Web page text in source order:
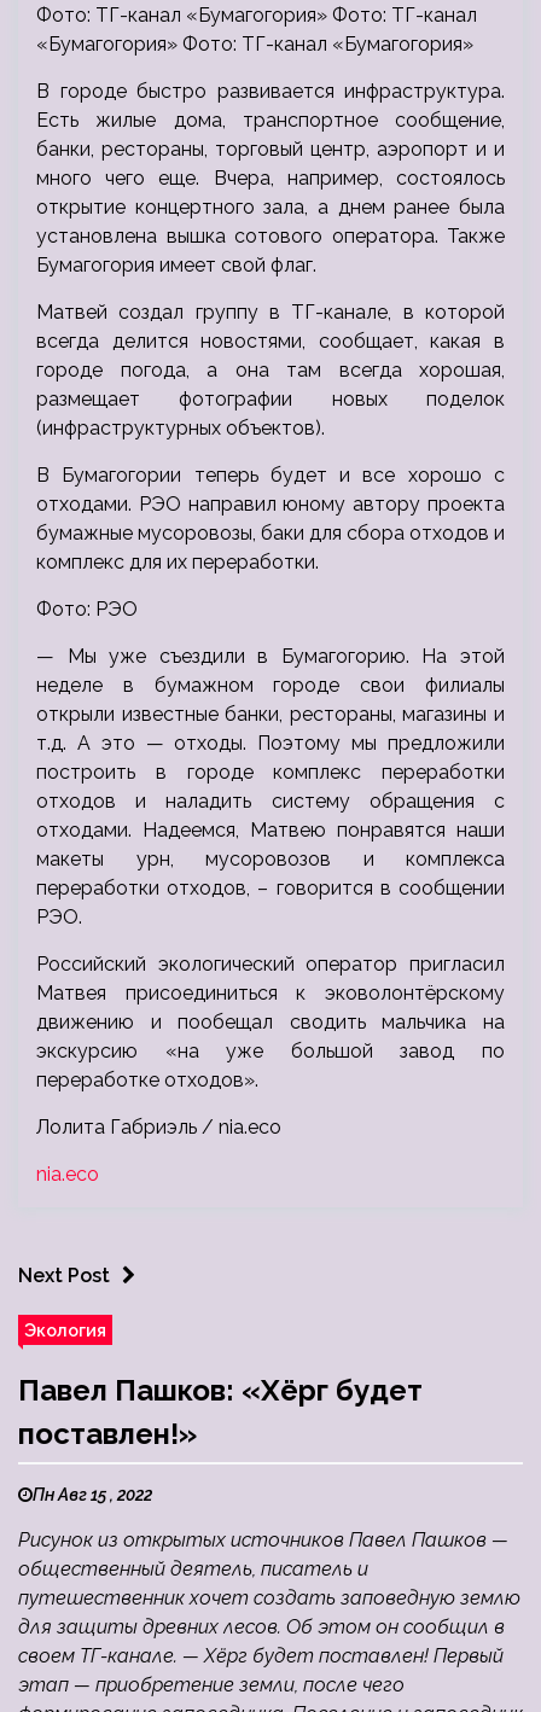
Фото: ТГ-канал «Бумагогория» Фото: ТГ-канал
«Бумагогория» Фото: ТГ-канал «Бумагогория»
В городе быстро развивается инфраструктура.
Есть жилые дома, транспортное сообщение,
банки, рестораны, торговый центр, аэропорт и и
много чего еще. Вчера, например, состоялось
открытие концертного зала, а днем ранее была
установлена вышка сотового оператора. Также
Бумагогория имеет свой флаг.
Матвей создал группу в ТГ-канале, в которой
всегда делится новостями, сообщает, какая в
городе погода, а она там всегда хорошая,
размещает фотографии новых поделок
(инфраструктурных объектов).
В Бумагогории теперь будет и все хорошо с
отходами. РЭО направил юному автору проекта
бумажные мусоровозы, баки для сбора отходов и
комплекс для их переработки.
Фото: РЭО
— Мы уже съездили в Бумагогорию. На этой
неделе в бумажном городе свои филиалы
открыли известные банки, рестораны, магазины и
т.д. А это — отходы. Поэтому мы предложили
построить в городе комплекс переработки
отходов и наладить систему обращения с
отходами. Надеемся, Матвею понравятся наши
макеты урн, мусоровозов и комплекса
переработки отходов, – говорится в сообщении
РЭО.
Российский экологический оператор пригласил
Матвея присоединиться к эковолонтёрскому
движению и пообещал сводить мальчика на
экскурсию «на уже большой завод по
переработке отходов».
Лолита Габриэль / nia.eco
nia.eco
Next Post
Экология
Павел Пашков: «Хёрг будет
поставлен!»
Пн Авг 15 , 2022
Рисунок из открытых источников Павел Пашков —
общественный деятель, писатель и
путешественник хочет создать заповедную землю
для защиты древних лесов. Об этом он сообщил в
своем ТГ-канале. — Хёрг будет поставлен! Первый
этап — приобретение земли, после чего